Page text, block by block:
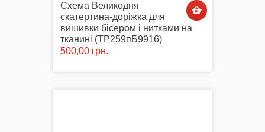
Схема Великодня
скатертина-доріжка для
вишивки бісером і нитками на
тканині (ТР259пБ9916)
500,00 грн.